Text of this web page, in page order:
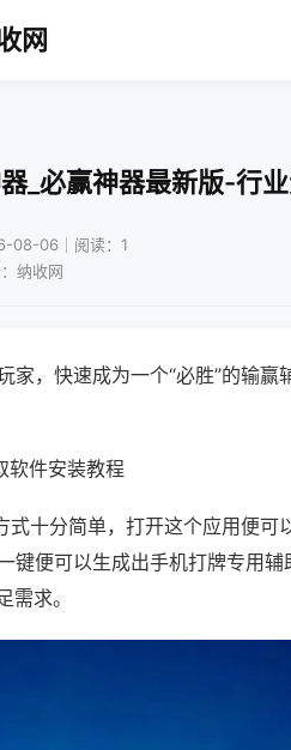
网
_必赢神器最新版-行
08-06｜阅读：1
纳收网
，快速成为一个“必胜”的输赢
件安装教程
式十分简单，打开这个应用便可
键便可以生成出手机打牌专用辅
求。